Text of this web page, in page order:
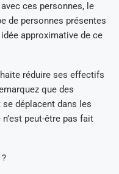
ces personnes, le
de personnes présentes
approximative de ce
réduire ses effectifs
que des
déplacent dans les
peut-être pas fait